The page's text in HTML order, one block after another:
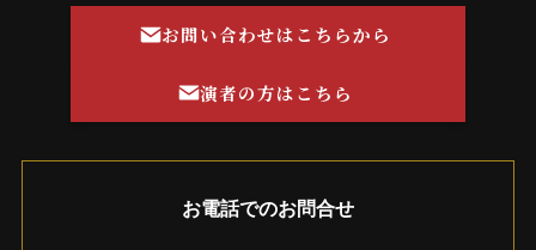
お問い合わせはこちらから
演者の方はこちら
お電話でのお問合せ